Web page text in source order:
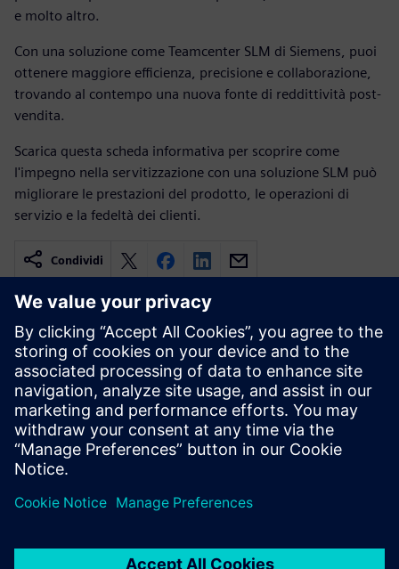
e molto altro.
Con una soluzione come Teamcenter SLM di Siemens, puoi
ottenere maggiore efficienza, precisione e collaborazione,
trovando al contempo una nuova fonte di reddittività post-
vendita.
Scarica questa scheda informativa per scoprire come
l'impegno nella servitizzazione con una soluzione SLM può
migliorare le prestazioni del prodotto, le operazioni di
servizio e la fedeltà dei clienti.
Condividi
Risorse correlate